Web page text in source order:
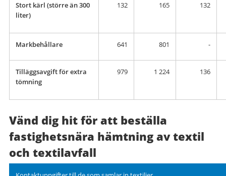
Stort kärl (större än 300
liter)
132 165 132
Markbehållare 641 801 -
Tilläggsavgift för extra
tömning
979 1 224 136
Vänd dig hit för att beställa
fastighetsnära hämtning av textil
och textilavfall